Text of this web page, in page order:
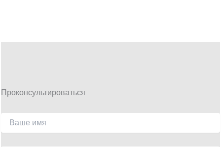
Проконсультироваться